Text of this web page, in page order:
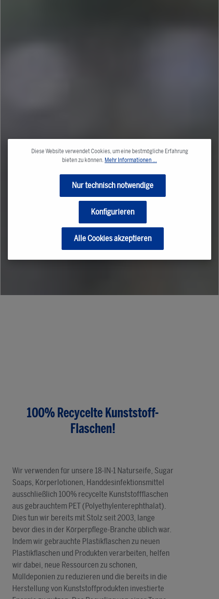
100% Recycelte Kunststoff-
Flaschen!
Wir verwenden für unsere 18-IN-1 Naturseife, Sugar
Soaps, Körperlotionen, Handdesinfektionsmittel
ausschließlich 100% recycelte Kunststoffflaschen
aus gebrauchtem PET (Polyethylenterephthalat).
Dies tun wir bereits mit Stolz seit 2003, lange
bevor dies in der Körperpflege-Branche üblich war.
Indem wir gebrauchte Plastikflaschen zu neuen
Plastikflaschen und Produkten verarbeiten, helfen
wir dabei, neue Ressourcen zu schonen,
Mülldeponien zu reduzieren und die bereits in die
Herstellung von Kunststoffprodukten investierte
Diese Website verwendet Cookies, um eine bestmögliche Erfahrung
bieten zu können. Mehr Informationen ...
Nur technisch notwendige
Konfigurieren
Alle Cookies akzeptieren